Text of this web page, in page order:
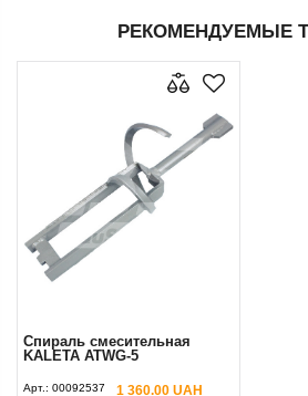
РЕКОМЕНДУЕМЫЕ
Спираль смесительная
KALETA ATWG-5
Арт.: 00092537 1 360.00 UAH